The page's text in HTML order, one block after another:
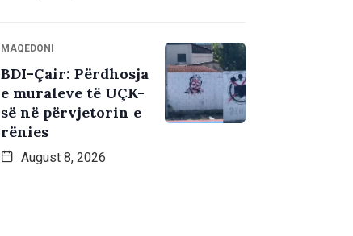
MAQEDONI
BDI-Çair: Përdhosja
e muraleve të UÇK-
së në përvjetorin e
rënies
August 8, 2026